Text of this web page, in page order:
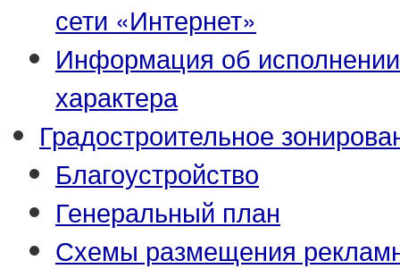
сети «Интернет»
Информация об
характера
Градостроительное
Благоустройство
Генеральный план
Схемы размещения